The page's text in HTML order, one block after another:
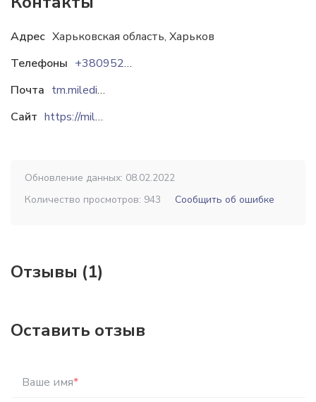
Адрес Харьковская область, Харьков
Телефоны
+380952092939
Почта
tm.miledi@gmail.com
Сайт
https://miledi.biz
Обновление данных: 08.02.2022
Количество просмотров: 943
Сообщить об ошибке
Отзывы (1)
Оставить отзыв
Ваше имя*